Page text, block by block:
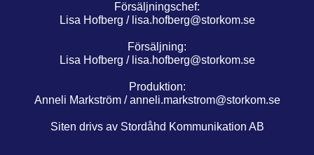
Försäljningschef:
Lisa Hofberg / lisa.hofberg@storkom.se
Försäljning:
Lisa Hofberg / lisa.hofberg@storkom.se
Produktion:
Anneli Markström /anneli.markstrom@storkom.se
Siten drivs av Stordåhd Kommunikation AB